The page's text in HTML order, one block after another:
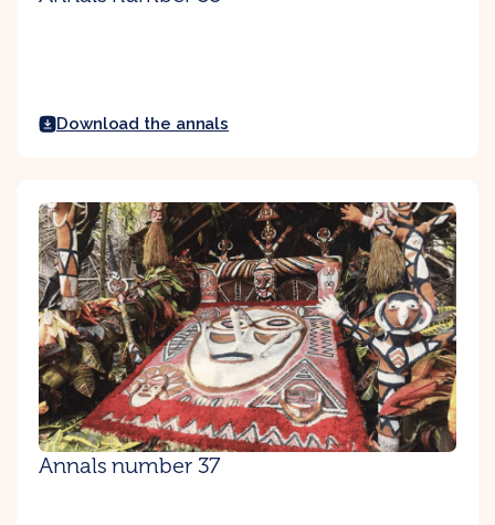
Download the annals
Annals number 37